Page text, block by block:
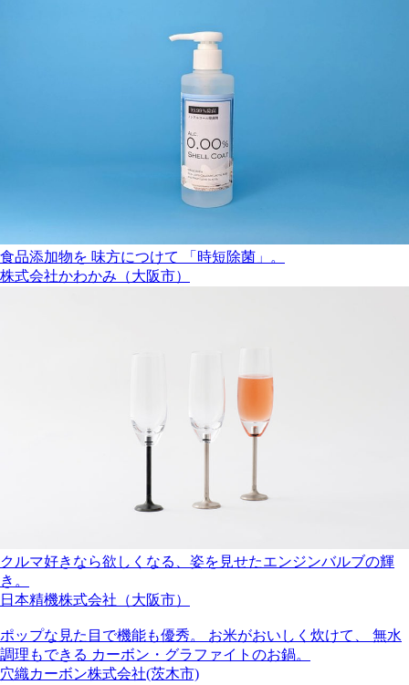
食品添加物を 味方につけて 「時短除菌」。
株式会社かわかみ（大阪市）
クルマ好きなら欲しくなる、姿を見せたエンジンバルブの輝
き。
日本精機株式会社（大阪市）
ポップな見た目で機能も優秀。 お米がおいしく炊けて、 無水
調理もできる カーボン・グラファイトのお鍋。
穴織カーボン株式会社(茨木市)